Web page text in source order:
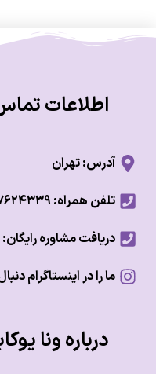
اطلاعات تماس
آدرس: تهران
تلفن همراه: ۰۹۲۲۷۶۲۴۳۳۹
دریافت مشاوره رایگان: ۰۹۲۲۷۶۲۴۳۳۹
ما را در اینستاگرام دنبال کنید: vena_youckabetshop
درباره ونا یوکابت